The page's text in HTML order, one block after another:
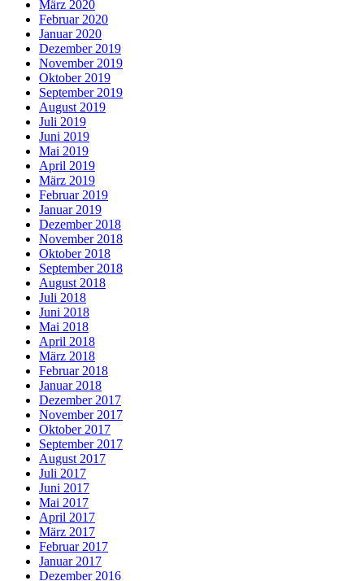
März 2020
Februar 2020
Januar 2020
Dezember 2019
November 2019
Oktober 2019
September 2019
August 2019
Juli 2019
Juni 2019
Mai 2019
April 2019
März 2019
Februar 2019
Januar 2019
Dezember 2018
November 2018
Oktober 2018
September 2018
August 2018
Juli 2018
Juni 2018
Mai 2018
April 2018
März 2018
Februar 2018
Januar 2018
Dezember 2017
November 2017
Oktober 2017
September 2017
August 2017
Juli 2017
Juni 2017
Mai 2017
April 2017
März 2017
Februar 2017
Januar 2017
Dezember 2016